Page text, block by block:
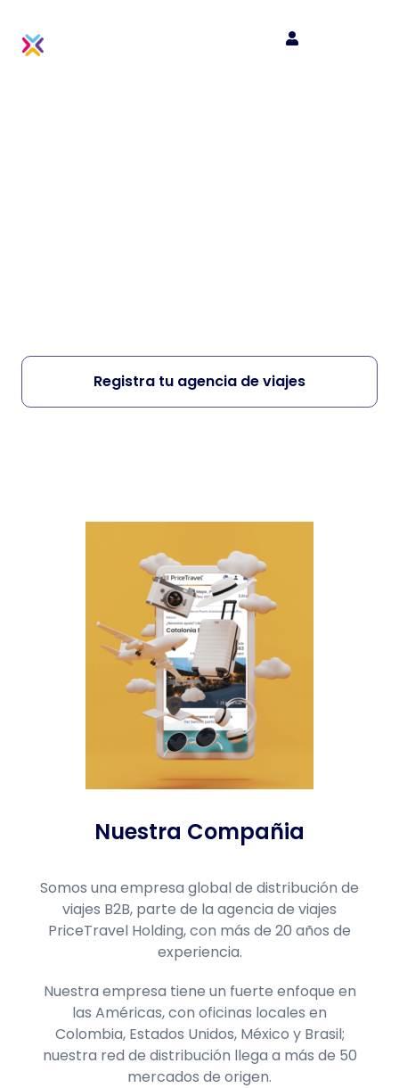
Registra tu agencia de viajes
Nuestra Compañia
Somos una empresa global de distribución de
viajes B2B, parte de la agencia de viajes
PriceTravel Holding, con más de 20 años de
experiencia.
Nuestra empresa tiene un fuerte enfoque en
las Américas, con oficinas locales en
Colombia, Estados Unidos, México y Brasil;
nuestra red de distribución llega a más de 50
mercados de origen.